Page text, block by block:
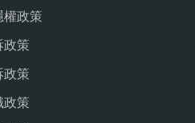
權政策
政策
政策
政策